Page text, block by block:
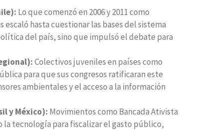
Lo que comenzó en 2006 y 2011 como
hasta cuestionar las bases del sistema
del país, sino que impulsó el debate para
Colectivos juveniles en países como
para que sus congresos ratificaran este
ambientales y el acceso a la información
y México): Movimientos como Bancada Ativista
tecnología para fiscalizar el gasto público,